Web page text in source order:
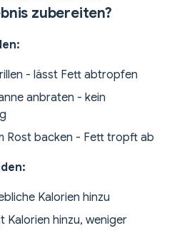
zubereiten?
- lässt Fett abtropfen
anbraten - kein
Rost backen - Fett tropft ab
Kalorien hinzu
Kalorien hinzu, weniger